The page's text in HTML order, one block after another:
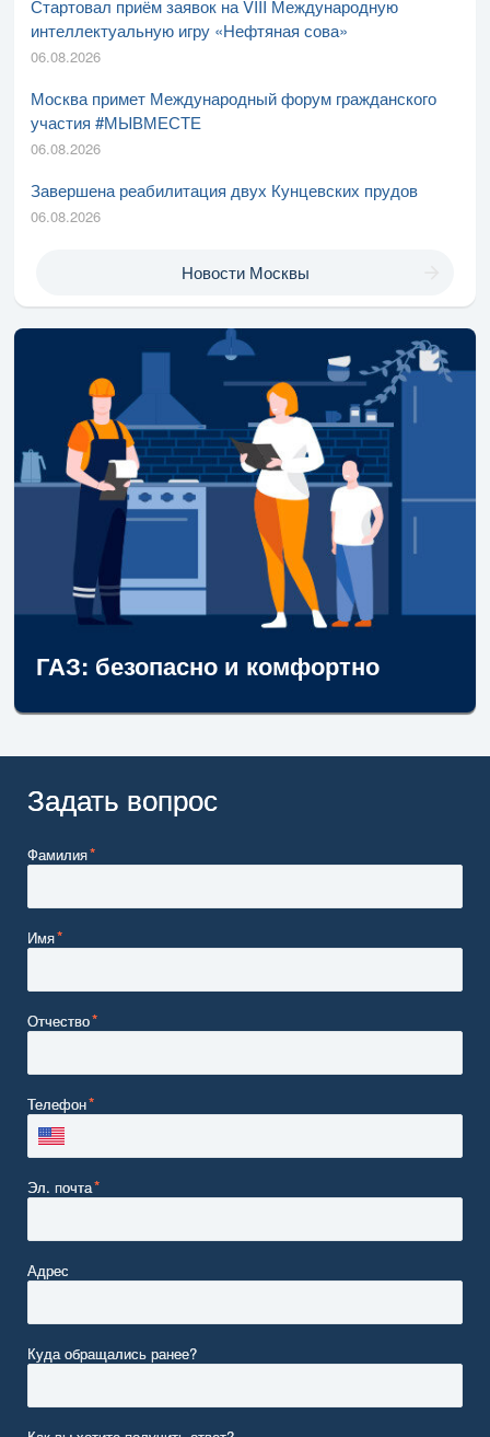
Стартовал приём заявок на VIII Международную
интеллектуальную игру «Нефтяная сова»
06.08.2026
Москва примет Международный форум гражданского
участия #МЫВМЕСТЕ
06.08.2026
Завершена реабилитация двух Кунцевских прудов
06.08.2026
Новости Москвы
ГАЗ: безопасно и комфортно